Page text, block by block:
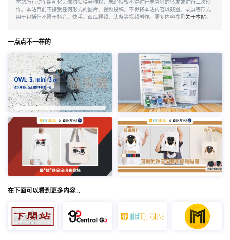
本站所有动车组萌化头像均获得著作权，未经授权不得进行未署名的转发或进行二次创
作。本站目前不接受任何形式的图片、视频投稿。不得将本站内容以截图、录屏等形式
用于包括但不限于抖音、快手、西瓜视频、头条等视频创作。更多内容参见关于本站。
一点点不一样的
在下面可以看到更多内容…